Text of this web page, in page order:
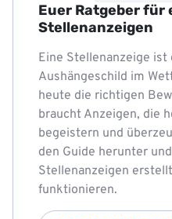
Euer Ratgeber für
Stellenanzeigen
Eine Stellenanzeige
Aushängeschild im
heute die richtigen
braucht Anzeigen, die
begeistern und
den Guide herunter
Stellenanzeigen
funktionieren.